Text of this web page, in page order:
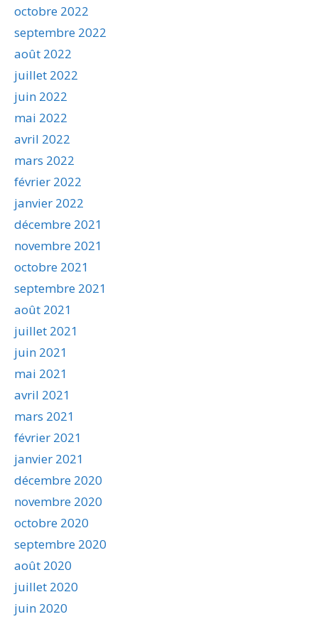
octobre 2022
septembre 2022
août 2022
juillet 2022
juin 2022
mai 2022
avril 2022
mars 2022
février 2022
janvier 2022
décembre 2021
novembre 2021
octobre 2021
septembre 2021
août 2021
juillet 2021
juin 2021
mai 2021
avril 2021
mars 2021
février 2021
janvier 2021
décembre 2020
novembre 2020
octobre 2020
septembre 2020
août 2020
juillet 2020
juin 2020